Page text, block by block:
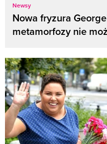
Newsy
Nowa fryzura
metamorfozy nie